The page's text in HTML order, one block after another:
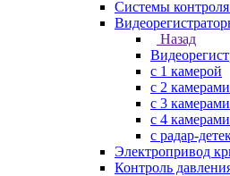
Системы
Назад
с 1 камерой
с 2 камерами
с 3 камерами
с 4 камерами
с радар-
Электропривод
Контроль